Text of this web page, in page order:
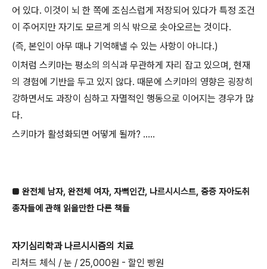
어 있다. 이것이 뇌 한 쪽에 조심스럽게 저장되어 있다가 특정 조건
이 주어지만 자기도 모르게 의식 밖으로 솟아오르는 것이다.
(즉, 본인이 아무 때나 기억해낼 수 있는 사항이 아니다.)
이처럼 스키마는 평소의 의식과 무관하게 자리 잡고 있으며, 현재
의 경험에 기반을 두고 있지 않다. 때문에 스키마의 영향은 굉장히
강하면서도 과장이 심하고 자멸적인 행동으로 이어지는 경우가 많
다.
스키마가 활성화되면 어떻게 될까? .....
■ 완전체 남자, 완전체 여자, 자뻑인간, 나르시시스트, 중증 자아도취
종자들에 관해 읽을만한 다른 책들
자기심리학과 나르시시즘의 치료
리처드 체식 / 눈 / 25,000원 - 할인 빵원